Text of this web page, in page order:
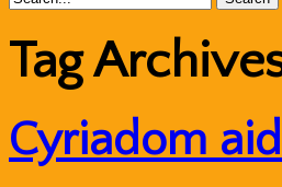
Tag
Cyriadom